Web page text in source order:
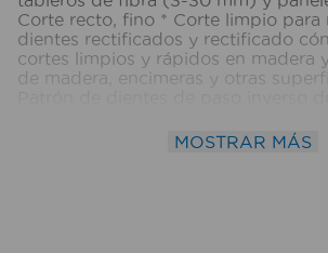
Corte recto, fino * Corte limpio para
dientes rectificados y rectificado
cortes limpios y rápidos en madera
de madera, encimeras y otras
superiores * Construcción de acero
contenido de carbono para una
MOSTRAR MÁS